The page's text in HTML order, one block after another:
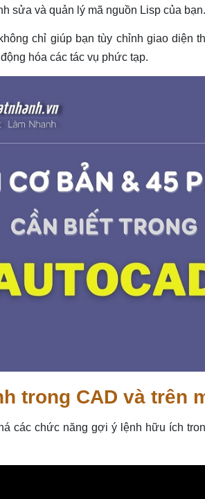
sửa và quản lý mã nguồn Lisp của bạn.
chỉ giúp bạn tùy chỉnh giao diện
hóa các tác vụ phức tạp.
trong CAD và trên
các chức năng gợi ý lệnh hữu ích